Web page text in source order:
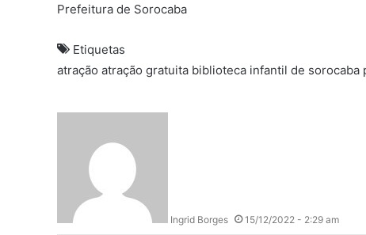
Prefeitura de Sorocaba
Etiquetas
atração atração gratuita biblioteca infantil de sorocaba
Ingrid Borges 15/12/2022 - 2:29 am